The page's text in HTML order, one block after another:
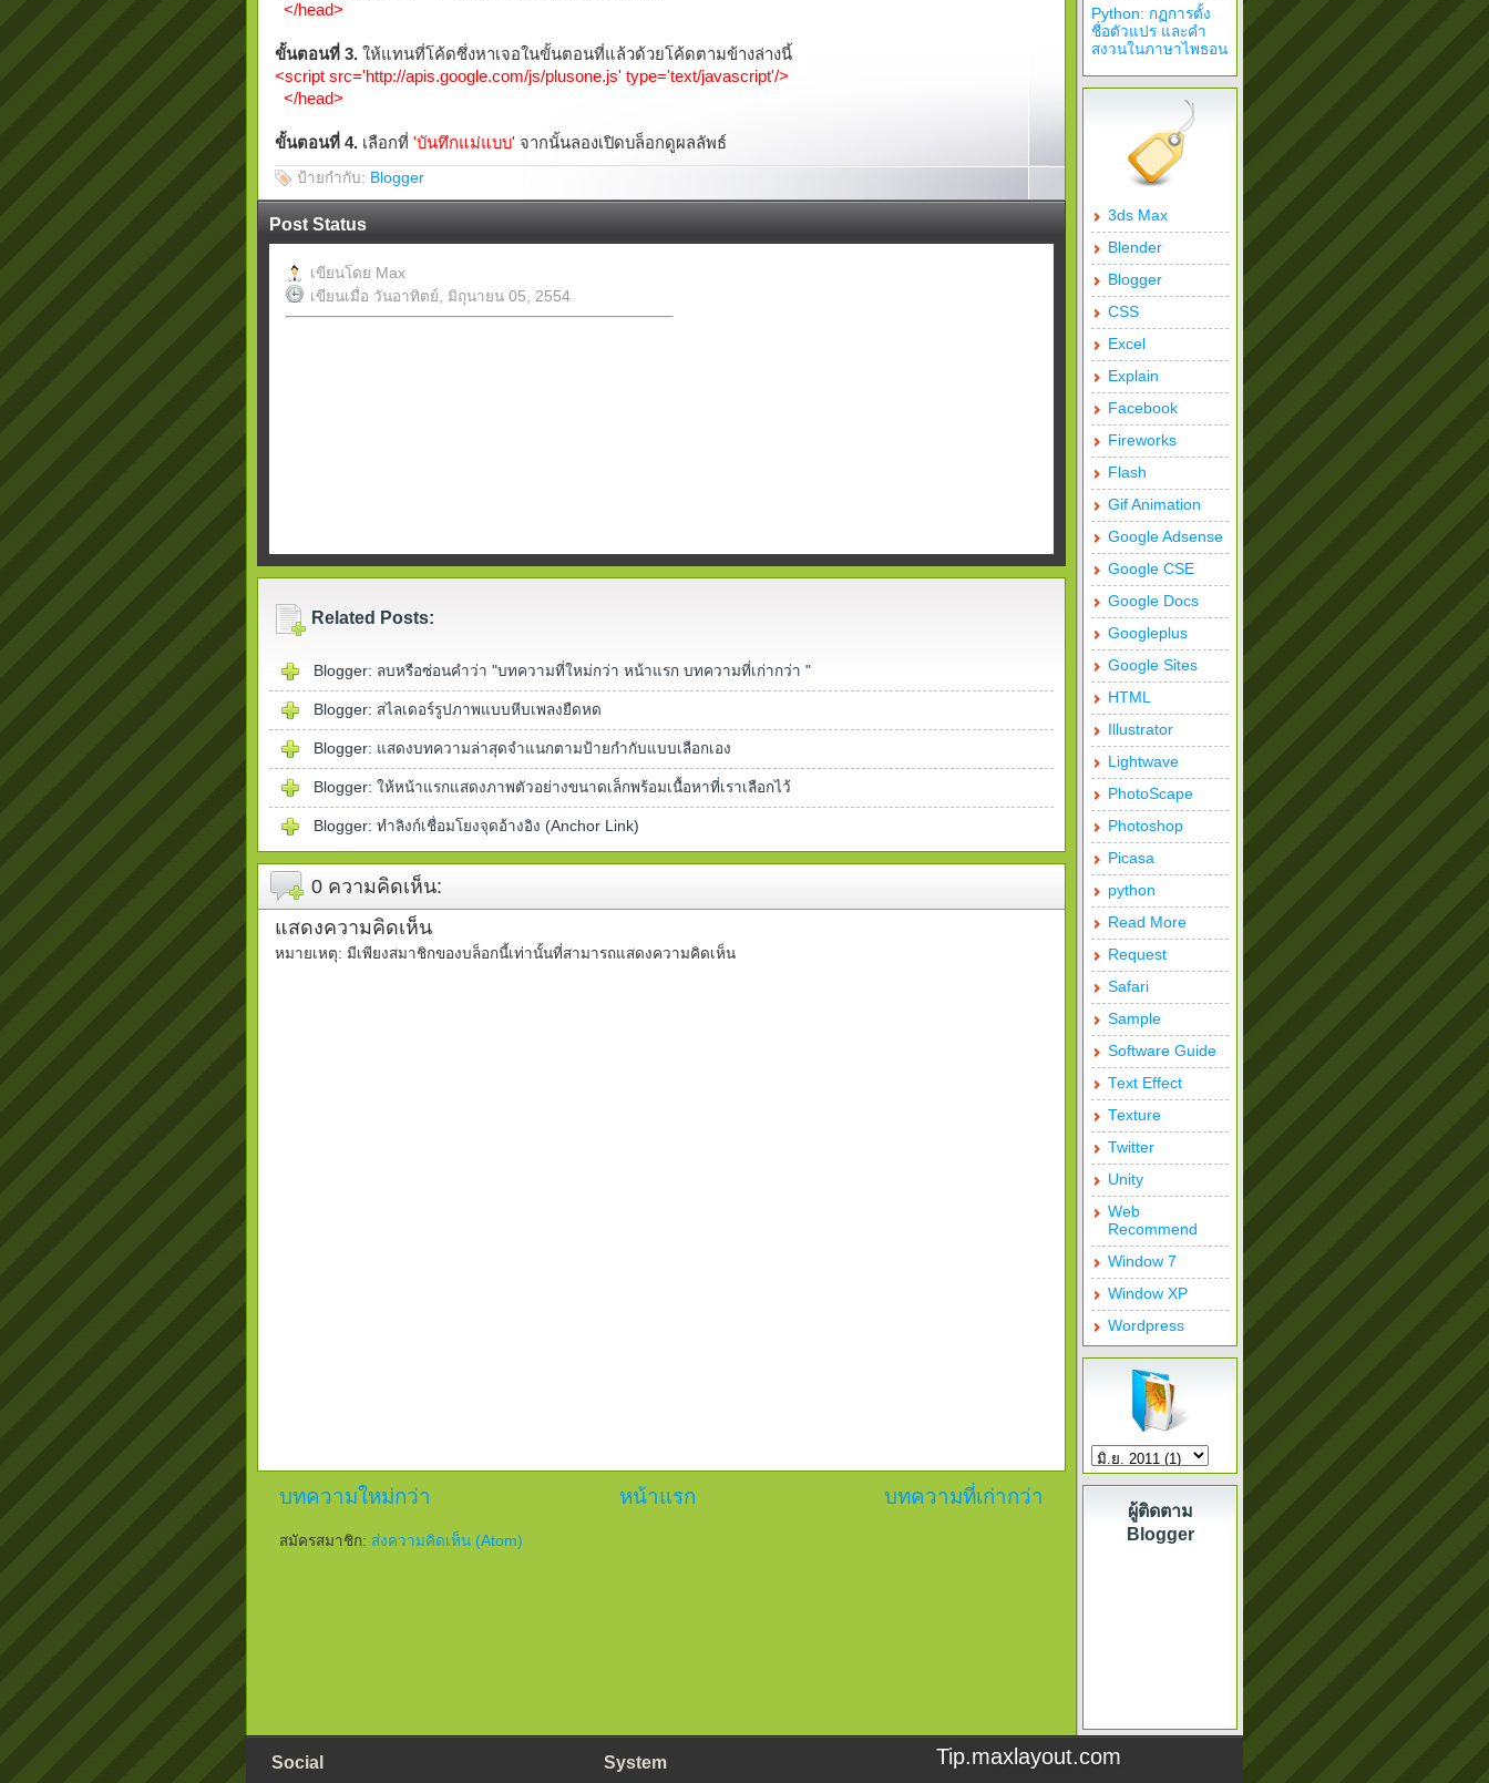
</head>
ขั้นตอนที่ 3. ให้แทนที่โค้ดซึ่งหาเจอในขั้นตอนที่แล้วด้วยโค้ดตามข้างล่างนี้
<script src='http://apis.google.com/js/plusone.js' type='text/javascript'/>
</head>
ขั้นตอนที่ 4. เลือกที่ 'บันทึกแม่แบบ' จากนั้นลองเปิดบล็อกดูผลลัพธ์
ป้ายกำกับ: Blogger
Post Status
เขียนโดย Max
เขียนเมื่อ วันอาทิตย์, มิถุนายน 05, 2554
Related Posts:
Blogger: ลบหรือซ่อนคำว่า "บทความที่ใหม่กว่า หน้าแรก บทความที่เก่ากว่า "
Blogger: สไลเดอร์รูปภาพแบบหีบเพลงยืดหด
Blogger: แสดงบทความล่าสุดจำแนกตามป้ายกำกับแบบเลือกเอง
Blogger: ให้หน้าแรกแสดงภาพตัวอย่างขนาดเล็กพร้อมเนื้อหาที่เราเลือกไว้
Blogger: ทำลิงก์เชื่อมโยงจุดอ้างอิง (Anchor Link)
0 ความคิดเห็น:
แสดงความคิดเห็น
หมายเหตุ: มีเพียงสมาชิกของบล็อกนี้เท่านั้นที่สามารถแสดงความคิดเห็น
บทความใหม่กว่า บทความที่เก่ากว่า
หน้าแรก
สมัครสมาชิก: ส่งความคิดเห็น (Atom)
Python: กฏการตั้ง
ชื่อตัวแปร และคำ
สงวนในภาษาไพธอน
3ds Max
Blender
Blogger
CSS
Excel
Explain
Facebook
Fireworks
Flash
Gif Animation
Google Adsense
Google CSE
Google Docs
Googleplus
Google Sites
HTML
Illustrator
Lightwave
PhotoScape
Photoshop
Picasa
python
Read More
Request
Safari
Sample
Software Guide
Text Effect
Texture
Twitter
Unity
Web
Recommend
Window 7
Window XP
Wordpress
ผู้ติดตาม
Blogger
Social System Tip.maxlayout.com